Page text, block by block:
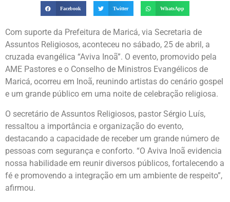
Facebook Twitter WhatsApp
Com suporte da Prefeitura de Maricá, via Secretaria de
Assuntos Religiosos, aconteceu no sábado, 25 de abril, a
cruzada evangélica “Aviva Inoã”. O evento, promovido pela
AME Pastores e o Conselho de Ministros Evangélicos de
Maricá, ocorreu em Inoã, reunindo artistas do cenário gospel
e um grande público em uma noite de celebração religiosa.
O secretário de Assuntos Religiosos, pastor Sérgio Luís,
ressaltou a importância e organização do evento,
destacando a capacidade de receber um grande número de
pessoas com segurança e conforto. “O Aviva Inoã evidencia
nossa habilidade em reunir diversos públicos, fortalecendo a
fé e promovendo a integração em um ambiente de respeito”,
afirmou.